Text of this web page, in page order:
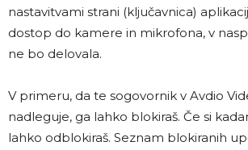
nastavitvami strani (ključavnica)
dostop do kamere in mikrofona, v
ne bo delovala.
V primeru, da te sogovornik v Avdio
nadleguje, ga lahko blokiraš. Če si
lahko odblokiraš. Seznam blokiranih